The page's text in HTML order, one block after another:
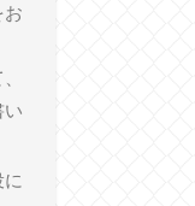
お
い
に